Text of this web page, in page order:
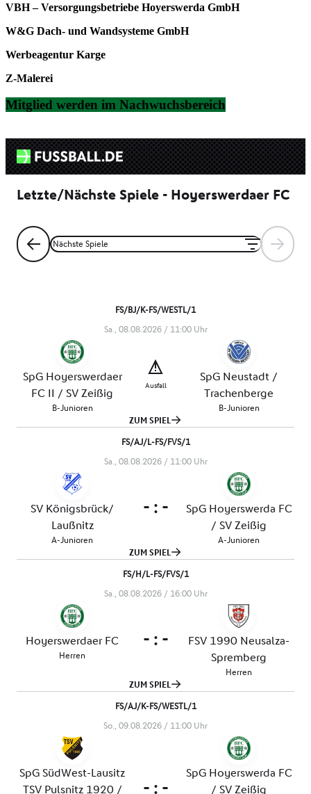
VBH – Versorgungsbetriebe Hoyerswerda GmbH
W&G Dach- und Wandsysteme GmbH
Werbeagentur Karge
Z-Malerei
Mitglied werden im Nachwuchsbereich